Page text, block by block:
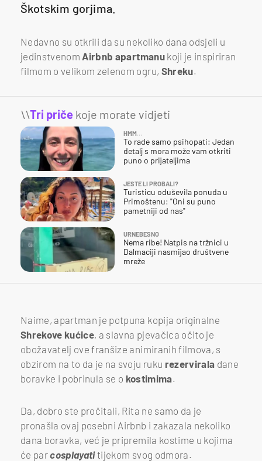
Škotskim gorjima.
Nedavno su otkrili da su nekoliko dana odsjeli u
jedinstvenom Airbnb apartmanukoji je inspiriran
filmom o velikom zelenom ogru, Shreku.
\\Tri priče koje morate vidjeti
HMM…
To rade samo psihopati: Jedan
detalj s mora može vam otkriti
puno o prijateljima
JESTE LI PROBALI?
Turisticu oduševila ponuda u
Primoštenu: "Oni su puno
pametniji od nas"
URNEBESNO
Nema ribe! Natpis na tržnici u
Dalmaciji nasmijao društvene
mreže
Naime, apartman je potpuna kopija originalne
Shrekove kućice, a slavna pjevačica očito je
obožavatelj ove franšize animiranih filmova, s
obzirom na to da je na svoju ruku rezervirala dane
boravke i pobrinula se o kostimima.
Da, dobro ste pročitali, Rita ne samo da je
pronašla ovaj posebni Airbnb i zakazala nekoliko
dana boravka, već je pripremila kostime u kojima
će parcosplayatitijekom svog odmora.